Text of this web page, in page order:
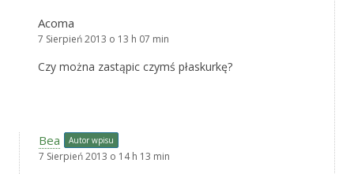
Acoma
7 Sierpień 2013 o 13 h 07 min
Czy można zastąpic czymś płaskurkę?
Bea Autor wpisu
7 Sierpień 2013 o 14 h 13 min